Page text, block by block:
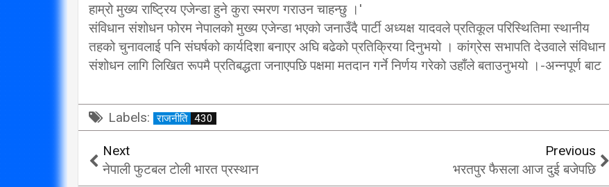
हाम्रो मुख्य राष्ट्रिय एजेन्डा हुने कुरा स्मरण गराउन चाहन्छु ।'
संविधान संशोधन फोरम नेपालको मुख्य एजेन्डा भएको जनाउँदै पार्टी अध्यक्ष यादवले प्रतिकूल परिस्थितिमा स्थानीय
तहको चुनावलाई पनि संघर्षको कार्यदिशा बनाएर अघि बढेको प्रतिक्रिया दिनुभयो । कांग्रेस सभापति देउवाले संविधान
संशोधन लागि लिखित रूपमै प्रतिबद्धता जनाएपछि पक्षमा मतदान गर्ने निर्णय गरेको उहाँले बताउनुभयो ।-अन्नपूर्ण बाट
Labels: राजनीति 430
Next
नेपाली फुटबल टोली भारत प्रस्थान
Previous
भरतपुर फैसला आज दुई बजेपछि